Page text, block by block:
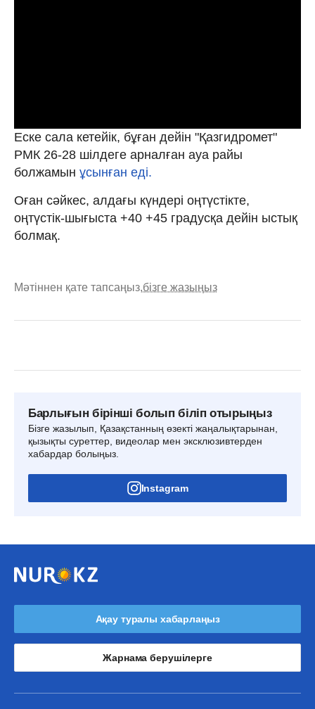
Еске сала кетейік, бұған дейін "Қазгидромет"
РМК 26-28 шілдеге арналған ауа райы
болжамын ұсынған еді.
Оған сәйкес, алдағы күндері оңтүстікте,
оңтүстік-шығыста +40 +45 градусқа дейін ыстық
болмақ.
Мәтіннен қате тапсаңыз,бізге жазыңыз
Барлығын бірінші болып біліп отырыңыз
Бізге жазылып, Қазақстанның өзекті жаңалықтарынан,
қызықты суреттер, видеолар мен эксклюзивтерден
хабардар болыңыз.
Instagram
Ақау туралы хабарлаңыз
Жарнама берушілерге